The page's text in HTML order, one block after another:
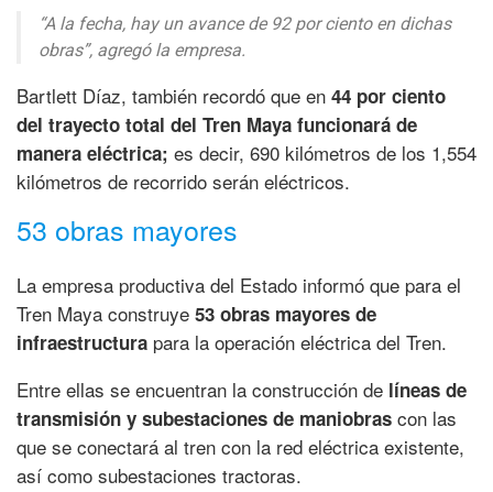
“A la fecha, hay un avance de 92 por ciento en dichas
obras”, agregó la empresa.
Bartlett Díaz, también recordó que en 44 por ciento
del trayecto total del Tren Maya funcionará de
manera eléctrica; es decir, 690 kilómetros de los 1,554
kilómetros de recorrido serán eléctricos.
53 obras mayores
La empresa productiva del Estado informó que para el
Tren Maya construye 53 obras mayores de
infraestructura para la operación eléctrica del Tren.
Entre ellas se encuentran la construcción de líneas de
transmisión y subestaciones de maniobras con las
que se conectará al tren con la red eléctrica existente,
así como subestaciones tractoras.